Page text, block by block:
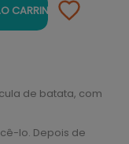
CARRINHO
de batata, com
lo. Depois de